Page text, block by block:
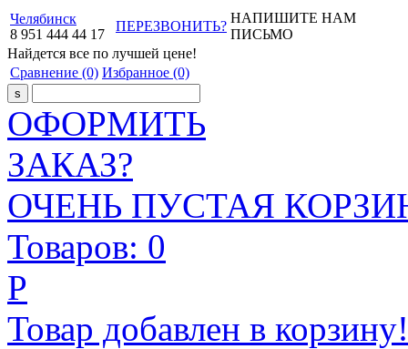
Челябинск
8 951 444 44 17
ПЕРЕЗВОНИТЬ?
НАПИШИТЕ НАМ
ПИСЬМО
Найдется все по лучшей цене!
Сравнение (0) Избранное (0)
ОФОРМИТЬ
ЗАКАЗ?
ОЧЕНЬ ПУСТАЯ
Товаров: 0
Р
Товар добавлен в корзину!